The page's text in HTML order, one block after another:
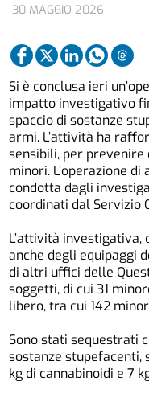
30 MAGGIO 2026
Si è conclusa ieri
impatto investigativo
spaccio di sostanze
armi. L’attività ha
sensibili, per prevenire
minori. L’operazione
condotta dagli
coordinati dal Servizio
L’attività
anche degli equipaggi
di altri uffici delle
soggetti, di cui 31
libero, tra cui 142
Sono stati sequestrati
sostanze stupefacenti,
kg di cannabinoidi e 7